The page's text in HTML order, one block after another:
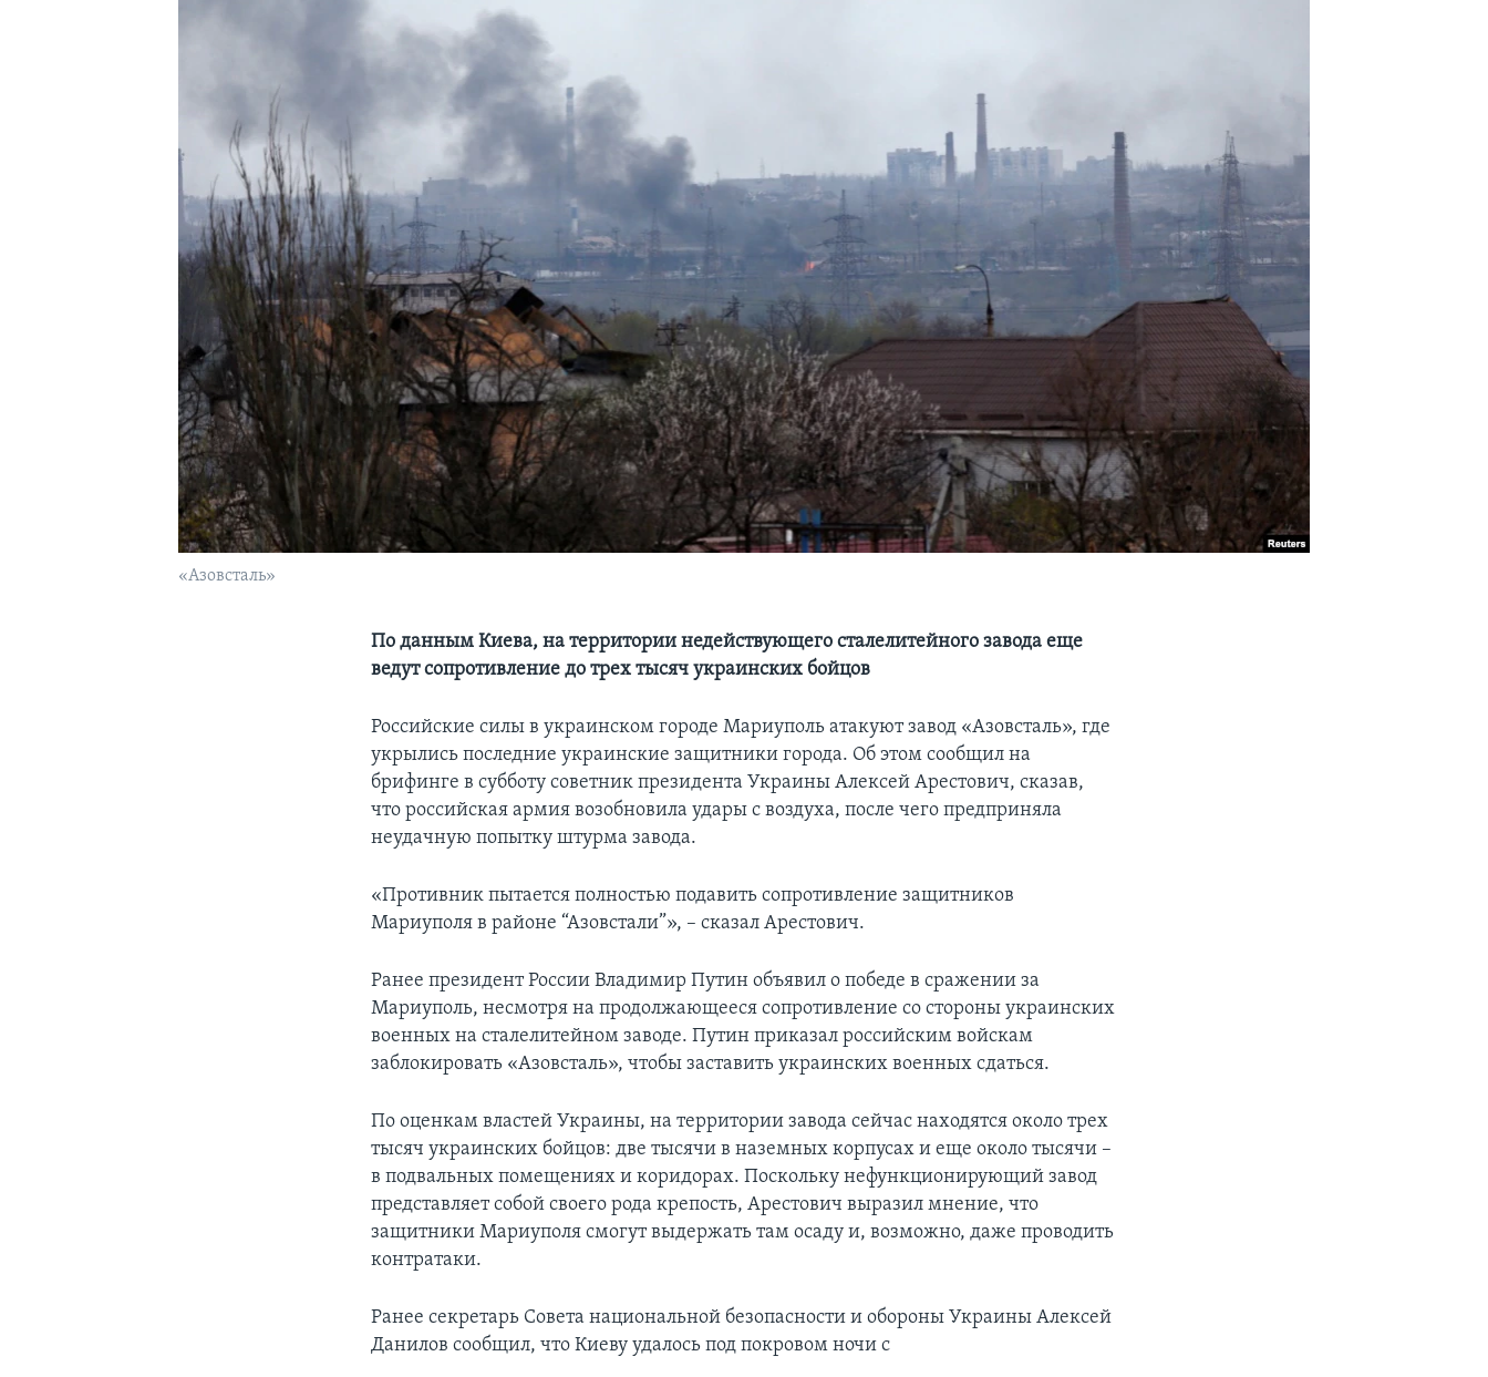
«Азовсталь»
По данным Киева, на территории недействующего сталелитейного завода еще
ведут сопротивление до трех тысяч украинских бойцов
Российские силы в украинском городе Мариуполь атакуют завод «Азовсталь», где
укрылись последние украинские защитники города. Об этом сообщил на
брифинге в субботу советник президента Украины Алексей Арестович, сказав,
что российская армия возобновила удары с воздуха, после чего предприняла
неудачную попытку штурма завода.
«Противник пытается полностью подавить сопротивление защитников
Мариуполя в районе “Азовстали”», – сказал Арестович.
Ранее президент России Владимир Путин объявил о победе в сражении за
Мариуполь, несмотря на продолжающееся сопротивление со стороны украинских
военных на сталелитейном заводе. Путин приказал российским войскам
заблокировать «Азовсталь», чтобы заставить украинских военных сдаться.
По оценкам властей Украины, на территории завода сейчас находятся около трех
тысяч украинских бойцов: две тысячи в наземных корпусах и еще около тысячи –
в подвальных помещениях и коридорах. Поскольку нефункционирующий завод
представляет собой своего рода крепость, Арестович выразил мнение, что
защитники Мариуполя смогут выдержать там осаду и, возможно, даже проводить
контратаки.
Ранее секретарь Совета национальной безопасности и обороны Украины Алексей
Данилов сообщил, что Киеву удалось под покровом ночи с